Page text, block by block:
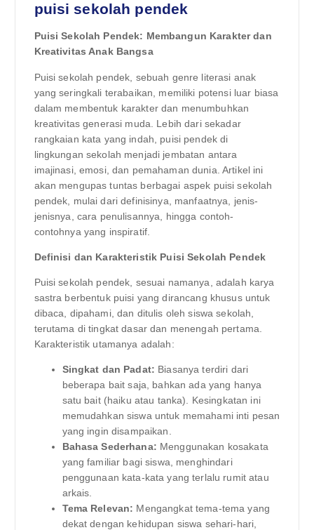
puisi sekolah pendek
Puisi Sekolah Pendek: Membangun Karakter dan
Kreativitas Anak Bangsa
Puisi sekolah pendek, sebuah genre literasi anak
yang seringkali terabaikan, memiliki potensi luar biasa
dalam membentuk karakter dan menumbuhkan
kreativitas generasi muda. Lebih dari sekadar
rangkaian kata yang indah, puisi pendek di
lingkungan sekolah menjadi jembatan antara
imajinasi, emosi, dan pemahaman dunia. Artikel ini
akan mengupas tuntas berbagai aspek puisi sekolah
pendek, mulai dari definisinya, manfaatnya, jenis-
jenisnya, cara penulisannya, hingga contoh-
contohnya yang inspiratif.
Definisi dan Karakteristik Puisi Sekolah Pendek
Puisi sekolah pendek, sesuai namanya, adalah karya
sastra berbentuk puisi yang dirancang khusus untuk
dibaca, dipahami, dan ditulis oleh siswa sekolah,
terutama di tingkat dasar dan menengah pertama.
Karakteristik utamanya adalah:
Singkat dan Padat: Biasanya terdiri dari
beberapa bait saja, bahkan ada yang hanya
satu bait (haiku atau tanka). Kesingkatan ini
memudahkan siswa untuk memahami inti pesan
yang ingin disampaikan.
Bahasa Sederhana: Menggunakan kosakata
yang familiar bagi siswa, menghindari
penggunaan kata-kata yang terlalu rumit atau
arkais.
Tema Relevan: Mengangkat tema-tema yang
dekat dengan kehidupan siswa sehari-hari,